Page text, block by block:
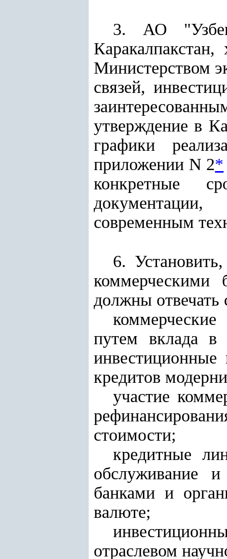
3. АО
Министерством
связей,
утверждение в
графики
приложении N 2*
конкретные
современным
6.
коммерческими
должны
путем вклада в
инвестиционные
кредитов
участие
стоимости;
кредитные
обслуживание
банками и
валюте;
отраслевом